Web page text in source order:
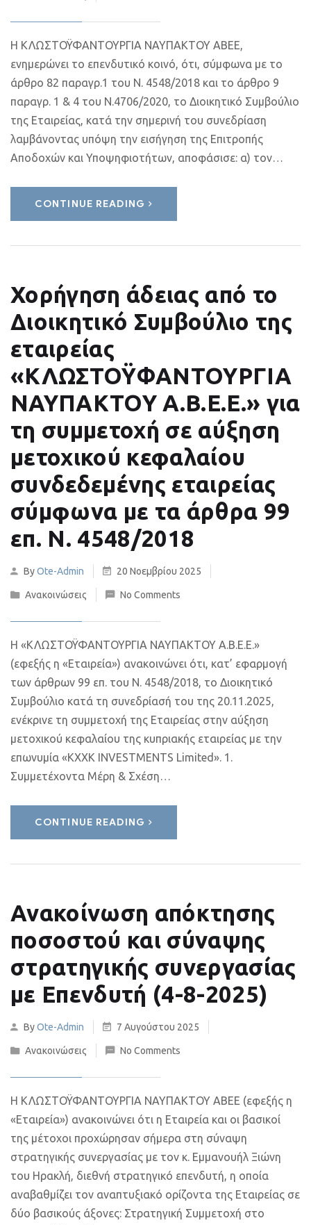
H ΚΛΩΣΤΟΫΦΑΝΤΟΥΡΓΙΑ ΝΑΥΠΑΚΤΟΥ ΑΒΕΕ,
ενημερώνει το επενδυτικό κοινό, ότι, σύμφωνα με το
άρθρο 82 παραγρ.1 του Ν. 4548/2018 και το άρθρο 9
παραγρ. 1 & 4 του Ν.4706/2020, το Διοικητικό Συμβούλιο
της Εταιρείας, κατά την σημερινή του συνεδρίαση
λαμβάνοντας υπόψη την εισήγηση της Επιτροπής
Αποδοχών και Υποψηφιοτήτων, αποφάσισε: α) τον…
CONTINUE READING
Χορήγηση άδειας από το
Διοικητικό Συμβούλιο της
εταιρείας
«ΚΛΩΣΤΟΫΦΑΝΤΟΥΡΓΙΑ
ΝΑΥΠΑΚΤΟΥ Α.Β.Ε.Ε.» για
τη συμμετοχή σε αύξηση
μετοχικού κεφαλαίου
συνδεδεμένης εταιρείας
σύμφωνα με τα άρθρα 99
επ. Ν. 4548/2018
ByOte-Admin 20 Νοεμβρίου 2025
Ανακοινώσεις No Comments
Η «ΚΛΩΣΤΟΫΦΑΝΤΟΥΡΓΙΑ ΝΑΥΠΑΚΤΟΥ Α.Β.Ε.Ε.»
(εφεξής η «Εταιρεία») ανακοινώνει ότι, κατ’ εφαρμογή
των άρθρων 99 επ. του Ν. 4548/2018, το Διοικητικό
Συμβούλιο κατά τη συνεδρίασή του της 20.11.2025,
ενέκρινε τη συμμετοχή της Εταιρείας στην αύξηση
μετοχικού κεφαλαίου της κυπριακής εταιρείας με την
επωνυμία «KXXK INVESTMENTS Limited». 1.
Συμμετέχοντα Μέρη & Σχέση…
CONTINUE READING
Ανακοίνωση απόκτησης
ποσοστού και σύναψης
στρατηγικής συνεργασίας
με Επενδυτή (4-8-2025)
ByOte-Admin 7 Αυγούστου 2025
Ανακοινώσεις No Comments
Η ΚΛΩΣΤΟΫΦΑΝΤΟΥΡΓΙΑ ΝΑΥΠΑΚΤΟΥ ΑΒΕΕ (εφεξής η
«Εταιρεία») ανακοινώνει ότι η Εταιρεία και οι βασικοί
της μέτοχοι προχώρησαν σήμερα στη σύναψη
στρατηγικής συνεργασίας με τον κ. Εμμανουήλ Ξιώνη
του Ηρακλή, διεθνή στρατηγικό επενδυτή, η οποία
αναβαθμίζει τον αναπτυξιακό ορίζοντα της Εταιρείας σε
δύο βασικούς άξονες: Στρατηγική Συμμετοχή στο